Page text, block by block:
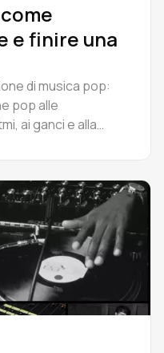
e finire una
di musica pop:
pop alle
ai ganci e alla